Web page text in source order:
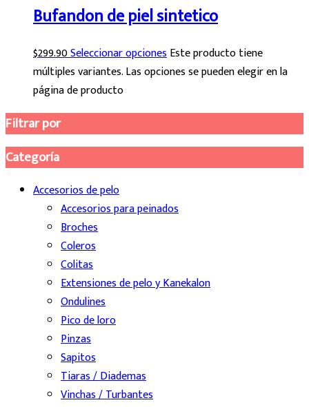
Bufandon de piel sintetico
$299.90Seleccionar opcionesEste producto tiene
múltiples variantes. Las opciones se pueden elegir en la
página de producto
Filtrar por
Categoría
Accesorios de pelo
Accesorios para peinados
Broches
Coleros
Colitas
Extensiones de pelo y Kanekalon
Ondulines
Pico de loro
Pinzas
Sapitos
Tiaras / Diademas
Vinchas / Turbantes